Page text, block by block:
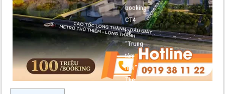
booking
CT4
tại
“Trung
tâm
mới”
The